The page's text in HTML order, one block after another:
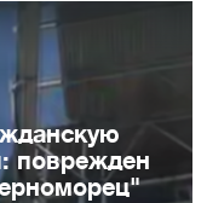
поврежден